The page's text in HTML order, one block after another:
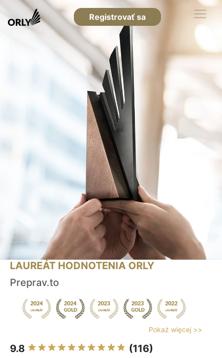
Registrovať sa
LAUREÁT HODNOTENIA ORLY
Preprav.to
Pokaż więcej >>
9.8 (116)